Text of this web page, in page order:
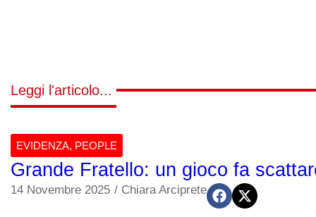
Leggi l'articolo...
EVIDENZA, PEOPLE
Grande Fratello: un gioco fa
14 Novembre 2025 / Chiara Arciprete